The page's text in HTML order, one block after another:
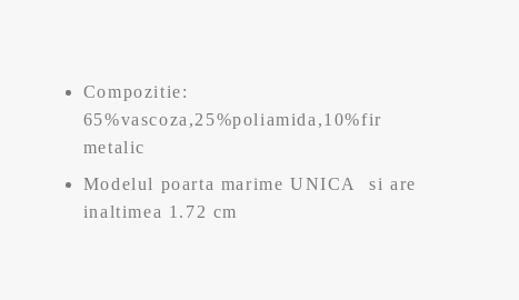
Compozitie:
65%vascoza,25%poliamida,10%fir
metalic
Modelul poarta marime UNICA si are
inaltimea 1.72 cm